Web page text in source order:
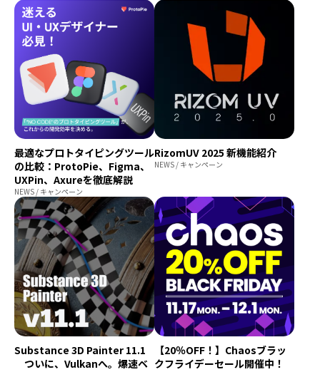
最適なプロトタイピングツール
の比較：ProtoPie、Figma、
UXPin、Axureを徹底解説
NEWS / キャンペーン
RizomUV 2025 新機能紹介
NEWS / キャンペーン
Substance 3D Painter 11.1
ついに、Vulkanへ。爆速ベ
【20％OFF！】Chaosブラッ
クフライデーセール開催中！